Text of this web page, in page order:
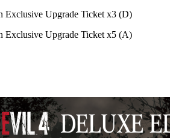
Exclusive Upgrade Ticket x3 (D)
Exclusive Upgrade Ticket x5 (A)